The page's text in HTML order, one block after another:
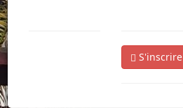
S'inscrire